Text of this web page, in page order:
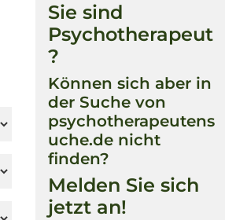
Sie sind
Psychotherapeut
?
Können sich aber in
der Suche von
psychotherapeutens
uche.de nicht
finden?
Melden Sie sich
jetzt an!